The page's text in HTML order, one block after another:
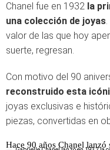
Chanel fue en 1932 la
una colección de joyas
valor de las que hoy
suerte, regresan.
Con motivo del 90
reconstruido esta
joyas exclusivas e
piezas, convertidas en
Hace 90 años Chanel